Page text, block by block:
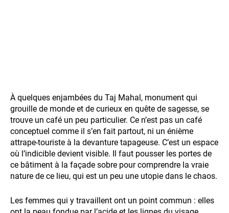
À quelques enjambées du Taj Mahal, monument qui
grouille de monde et de curieux en quête de sagesse, se
trouve un café un peu particulier. Ce n’est pas un café
conceptuel comme il s’en fait partout, ni un énième
attrape-touriste à la devanture tapageuse. C’est un espace
où l’indicible devient visible. Il faut pousser les portes de
ce bâtiment à la façade sobre pour comprendre la vraie
nature de ce lieu, qui est un peu une utopie dans le chaos.
Les femmes qui y travaillent ont un point commun : elles